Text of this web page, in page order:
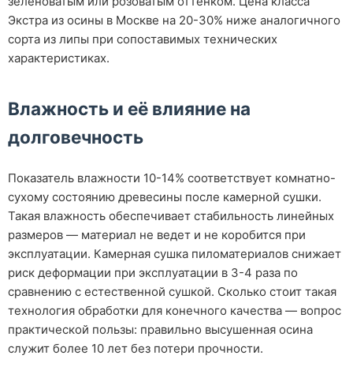
Экстра из осины в Москве на 20-30% ниже аналогичного
сорта из липы при сопоставимых технических
характеристиках.
Влажность и её влияние на
долговечность
Показатель влажности 10-14% соответствует комнатно-
сухому состоянию древесины после камерной сушки.
Такая влажность обеспечивает стабильность линейных
размеров — материал не ведет и не коробится при
эксплуатации. Камерная сушка пиломатериалов снижает
риск деформации при эксплуатации в 3-4 раза по
сравнению с естественной сушкой. Сколько стоит такая
технология обработки для конечного качества — вопрос
практической пользы: правильно высушенная осина
служит более 10 лет без потери прочности.